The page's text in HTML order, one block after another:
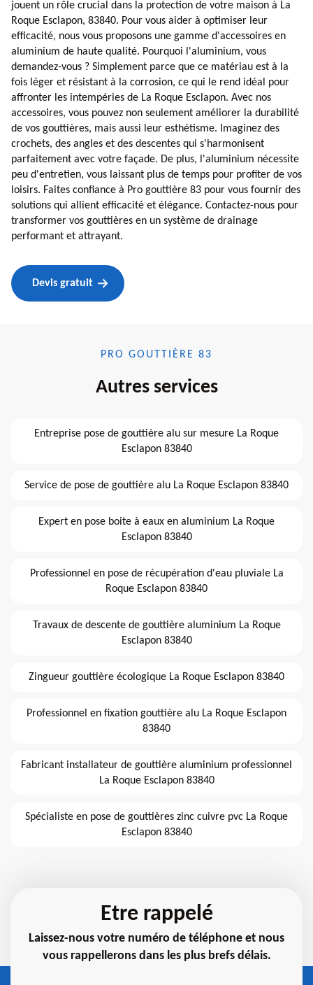
jouent un rôle crucial dans la protection de votre maison à La
Roque Esclapon, 83840. Pour vous aider à optimiser leur
efficacité, nous vous proposons une gamme d'accessoires en
aluminium de haute qualité. Pourquoi l'aluminium, vous
demandez-vous ? Simplement parce que ce matériau est à la
fois léger et résistant à la corrosion, ce qui le rend idéal pour
affronter les intempéries de La Roque Esclapon. Avec nos
accessoires, vous pouvez non seulement améliorer la durabilité
de vos gouttières, mais aussi leur esthétisme. Imaginez des
crochets, des angles et des descentes qui s'harmonisent
parfaitement avec votre façade. De plus, l'aluminium nécessite
peu d'entretien, vous laissant plus de temps pour profiter de vos
loisirs. Faites confiance à Pro gouttière 83 pour vous fournir des
solutions qui allient efficacité et élégance. Contactez-nous pour
transformer vos gouttières en un système de drainage
performant et attrayant.
Devis gratuit
PRO GOUTTIÈRE 83
Autres services
Entreprise pose de gouttière alu sur mesure La Roque
Esclapon 83840
Service de pose de gouttière alu La Roque Esclapon 83840
Expert en pose boite à eaux en aluminium La Roque
Esclapon 83840
Professionnel en pose de récupération d'eau pluviale La
Roque Esclapon 83840
Travaux de descente de gouttière aluminium La Roque
Esclapon 83840
Zingueur gouttière écologique La Roque Esclapon 83840
Professionnel en fixation gouttière alu La Roque Esclapon
83840
Fabricant installateur de gouttière aluminium professionnel
La Roque Esclapon 83840
Spécialiste en pose de gouttières zinc cuivre pvc La Roque
Esclapon 83840
Etre rappelé
Laissez-nous votre numéro de téléphone et nous
vous rappellerons dans les plus brefs délais.